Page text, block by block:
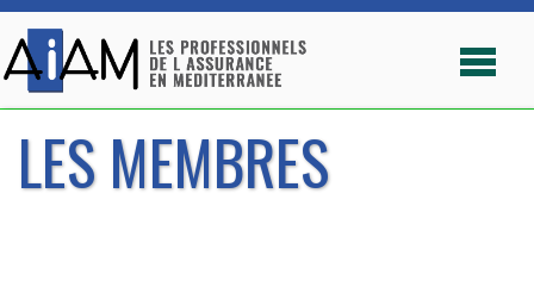
LES MEMBRES